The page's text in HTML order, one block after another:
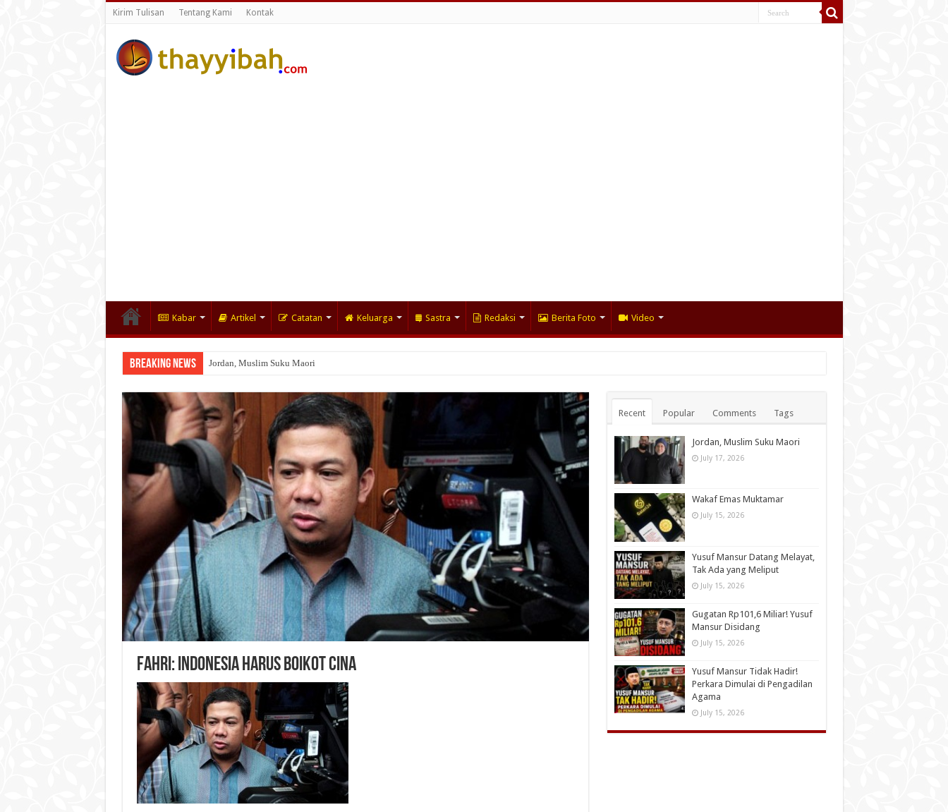
Kirim Tulisan Tentang Kami Kontak
Kabar Artikel Catatan Keluarga Sastra Redaksi Berita Foto Video
Breaking News Jordan, Muslim Suku Maori
Wakaf Emas Muktamar
Fahri: Indonesia Harus Boikot Cina
Recent Popular Comments Tags
Jordan, Muslim Suku Maori
July 17, 2026
Wakaf Emas Muktamar
July 15, 2026
Yusuf Mansur Datang Melayat,
Tak Ada yang Meliput
July 15, 2026
Gugatan Rp101,6 Miliar! Yusuf
Mansur Disidang
July 15, 2026
Yusuf Mansur Tidak Hadir!
Perkara Dimulai di Pengadilan
Agama
July 15, 2026